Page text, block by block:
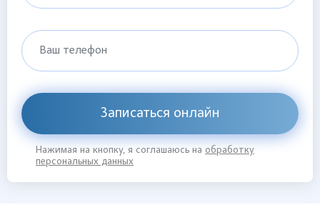
Ваш телефон
Записаться онлайн
Нажимая на кнопку, я соглашаюсь на обработку
персональных данных